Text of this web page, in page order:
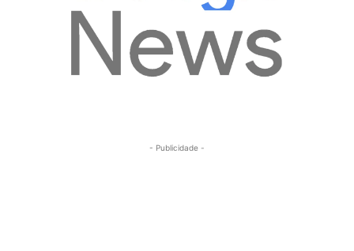
- Publicidade -